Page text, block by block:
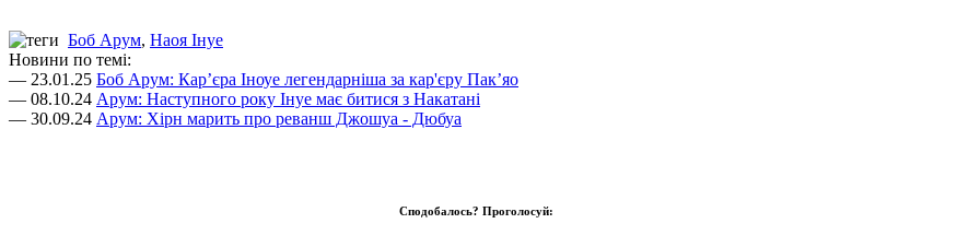
Боб Арум, Наоя Інуе
Новини по темі:
— 23.01.25 Боб Арум: Кар’єра Іноуе легендарніша за кар'єру Пак’яо
— 08.10.24 Арум: Наступного року Інуе має битися з Накатані
— 30.09.24 Арум: Хірн марить про реванш Джошуа - Дюбуа
Сподобалось? Проголосуй: